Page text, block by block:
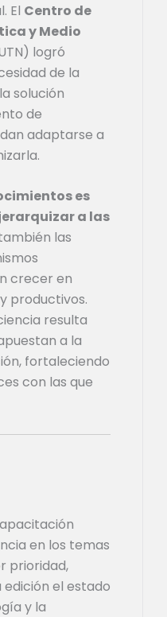
El Centro de
y Medio
logró
de la
solución
de
adaptarse a
es
a las
las
crecer en
productivos.
resulta
a la
fortaleciendo
con las que
en los temas
prioridad,
el estado
y la